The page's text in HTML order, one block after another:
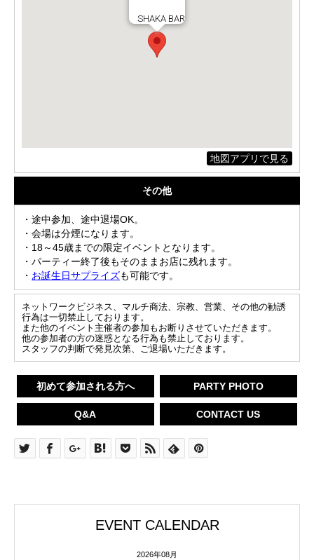
SHAKA BAR
地図アプリで見る
その他
・途中参加、途中退場OK。
・会場は分煙になります。
・18～45歳までの限定イベントとなります。
・パーティー終了後もそのままお店に残れます。
・ お誕生日サプライズも可能です。
ネットワークビジネス、マルチ商法、宗教、営業、その他の勧誘
行為は一切禁止しております。
また他のイベント主催者の参加もお断りさせていただきます。
他の参加者の方の迷惑となる行為も禁止しております。
スタッフの判断で発見次第、ご退場いただきます。
初めて参加される方へ PARTY PHOTO
Q&A CONTACT US
EVENT CALENDAR
2026年08月